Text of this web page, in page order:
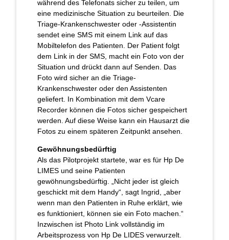
während des Telefonats sicher zu teilen, um
eine medizinische Situation zu beurteilen. Die
Triage-Krankenschwester oder -Assistentin
sendet eine SMS mit einem Link auf das
Mobiltelefon des Patienten. Der Patient folgt
dem Link in der SMS, macht ein Foto von der
Situation und drückt dann auf Senden. Das
Foto wird sicher an die Triage-
Krankenschwester oder den Assistenten
geliefert. In Kombination mit dem Vcare
Recorder können die Fotos sicher gespeichert
werden. Auf diese Weise kann ein Hausarzt die
Fotos zu einem späteren Zeitpunkt ansehen.
Gewöhnungsbedürftig
Als das Pilotprojekt startete, war es für Hp De
LIMES und seine Patienten
gewöhnungsbedürftig. „Nicht jeder ist gleich
geschickt mit dem Handy“, sagt Ingrid, „aber
wenn man den Patienten in Ruhe erklärt, wie
es funktioniert, können sie ein Foto machen.“
Inzwischen ist Photo Link vollständig im
Arbeitsprozess von Hp De LIDES verwurzelt.